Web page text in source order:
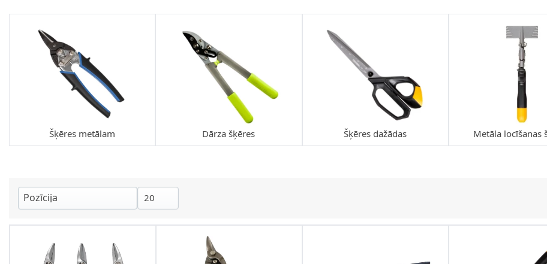
Šķēres metālam Dārza šķēres Šķēres dažādas Metāla locīšanas